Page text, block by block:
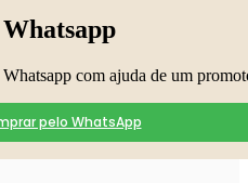
com ajuda de um
pelo WhatsApp